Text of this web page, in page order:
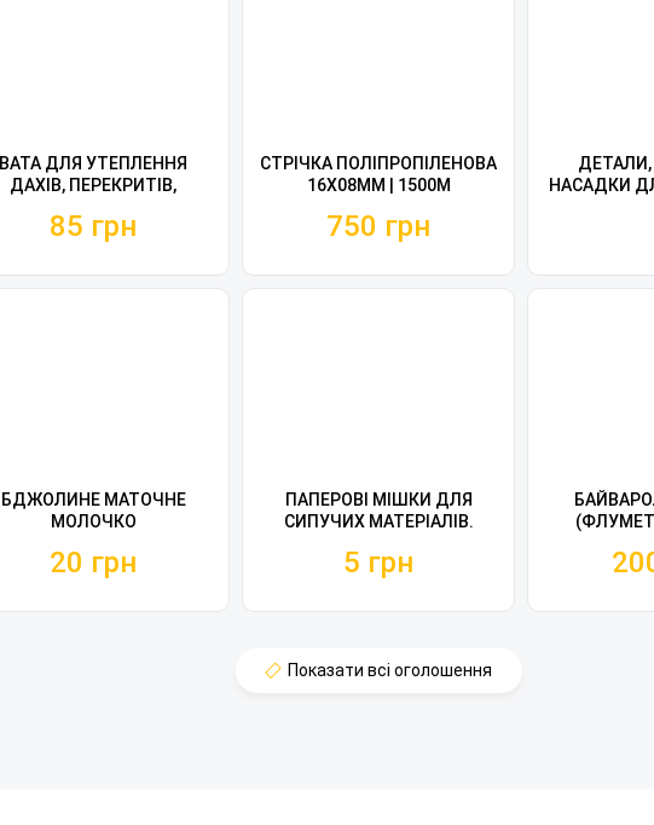
ВАТА ДЛЯ УТЕПЛЕННЯ
ДАХІВ, ПЕРЕКРИТІВ,
85 грн
СТРІЧКА ПОЛІПРОПІЛЕНОВА
16Х08ММ | 1500М
750 грн
НАСАДКИ
БДЖОЛИНЕ МАТОЧНЕ
МОЛОЧКО
20 грн
ПАПЕРОВІ МІШКИ ДЛЯ
СИПУЧИХ МАТЕРІАЛІВ.
5 грн
Показати всі оголошення